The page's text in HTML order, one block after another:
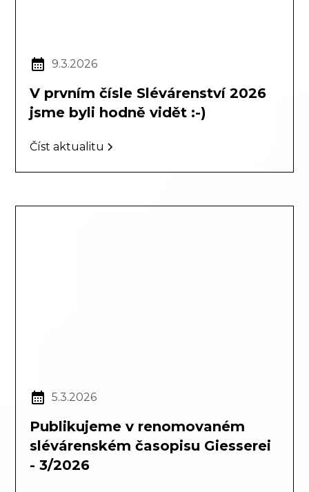
9.3.2026
V prvním čísle Slévárenství 2026
jsme byli hodně vidět :-)
Číst aktualitu
5.3.2026
Publikujeme v renomovaném
slévárenském časopisu Giesserei
- 3/2026